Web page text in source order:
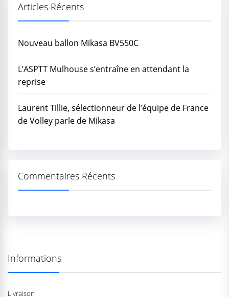
Articles Récents
Nouveau ballon Mikasa BV550C
L’ASPTT Mulhouse s’entraîne en attendant la
reprise
Laurent Tillie, sélectionneur de l’équipe de France
de Volley parle de Mikasa
Commentaires Récents
Informations
Livraison